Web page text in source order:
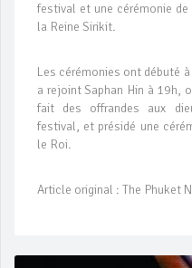
festival et une cérémonie
la Reine Sirikit.
Les cérémonies ont débuté
a rejoint Saphan Hin à 19h,
fait des offrandes aux
festival, et présidé une
le Roi.
Article original : The Phuket